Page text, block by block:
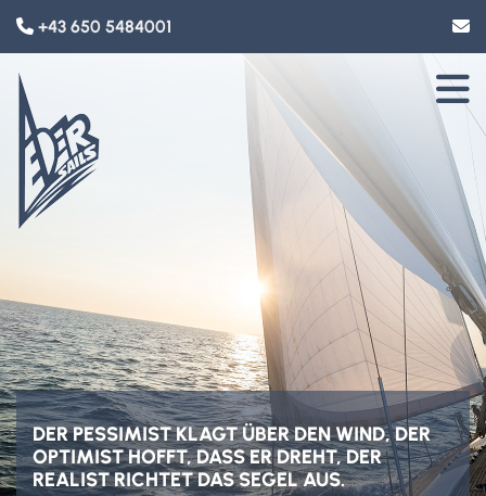
 +43 650 5484001 
DER PESSIMIST KLAGT ÜBER DEN WIND, DER
OPTIMIST HOFFT, DASS ER DREHT, DER R
EALIST RICHTET DAS SEGEL AUS.